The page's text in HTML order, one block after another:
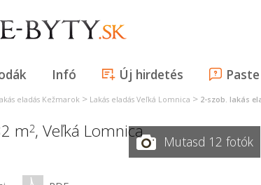
Infó Új hirdetés
eladás Kežmarok > Lakás eladás Veľká Lomnica > 2-szob. lakás
m2, Veľká Lomnica Mutasd 12 fotók